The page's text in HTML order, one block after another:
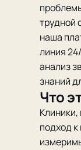
трудной
наша
линия
анализ
знаний
Что
подход